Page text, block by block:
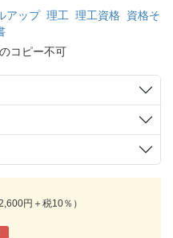
アップ 理工 理工資格 資格そ
コピー不可
円＋税10％）